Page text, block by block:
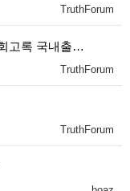
TruthForum
고록 국내출…
TruthForum
TruthForum